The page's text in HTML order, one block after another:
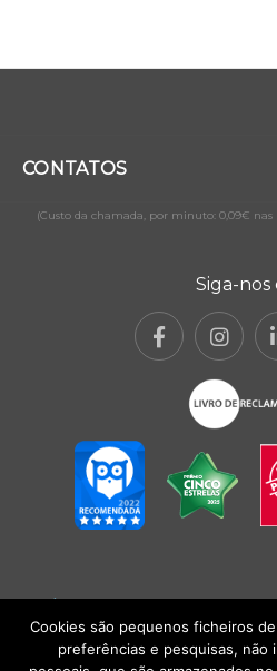
CONTATOS
(Custo da chamada, por minuto: 0,09€ nas
Siga-nos
POLÍTICA DE PRIVACIDADE|
GERAIS DE VENDA| Alberto Oculista, SA
Cookies são pequenos ficheiros
preferências e pesquisas, não